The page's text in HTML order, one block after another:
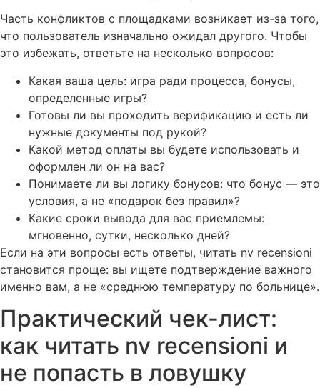
Часть конфликтов с площадками возникает из-за того,
что пользователь изначально ожидал другого. Чтобы
это избежать, ответьте на несколько вопросов:
Какая ваша цель: игра ради процесса, бонусы,
определенные игры?
Готовы ли вы проходить верификацию и есть ли
нужные документы под рукой?
Какой метод оплаты вы будете использовать и
оформлен ли он на вас?
Понимаете ли вы логику бонусов: что бонус — это
условия, а не «подарок без правил»?
Какие сроки вывода для вас приемлемы:
мгновенно, сутки, несколько дней?
Если на эти вопросы есть ответы, читать nv recensioni
становится проще: вы ищете подтверждение важного
именно вам, а не «среднюю температуру по больнице».
Практический чек-лист:
как читать nv recensioni и
не попасть в ловушку